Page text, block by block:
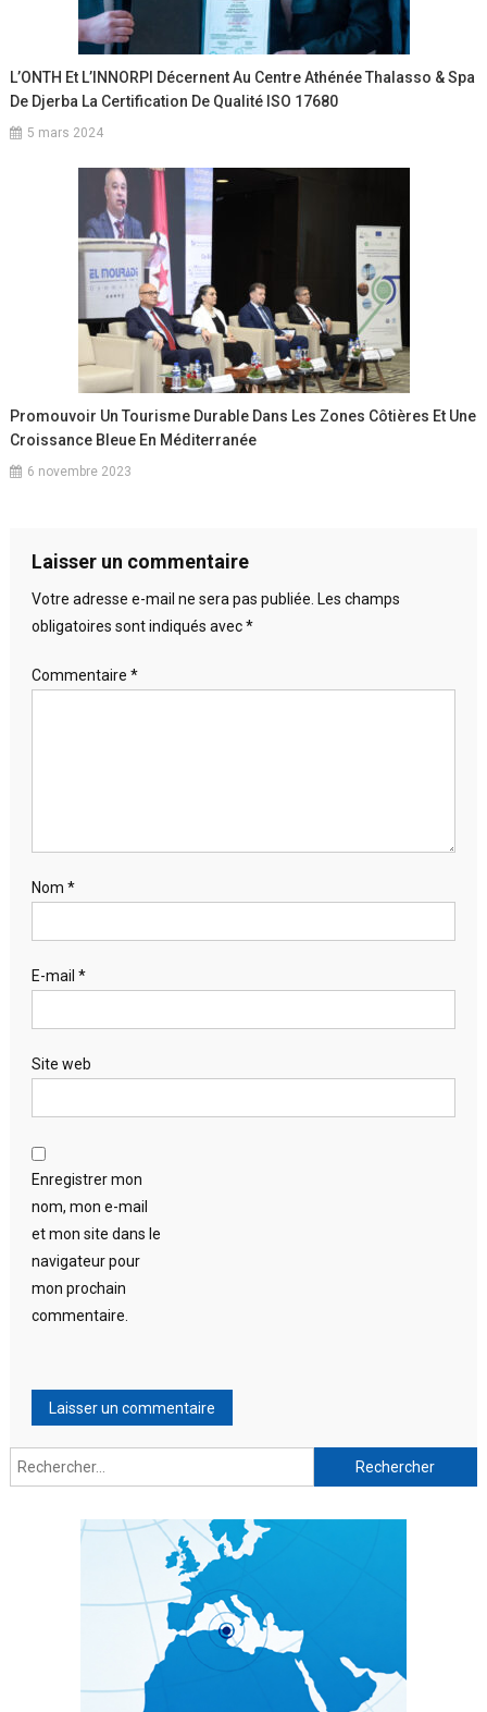
L’ONTH Et L’INNORPI Décernent Au Centre Athénée Thalasso & Spa
De Djerba La Certification De Qualité ISO 17680
5 mars 2024
Promouvoir Un Tourisme Durable Dans Les Zones Côtières Et Une
Croissance Bleue En Méditerranée
6 novembre 2023
Laisser un commentaire
Votre adresse e-mail ne sera pas publiée. Les champs
obligatoires sont indiqués avec*
Commentaire *
Nom *
E-mail *
Site web
Enregistrer mon
nom, mon e-mail
et mon site dans le
navigateur pour
mon prochain
commentaire.